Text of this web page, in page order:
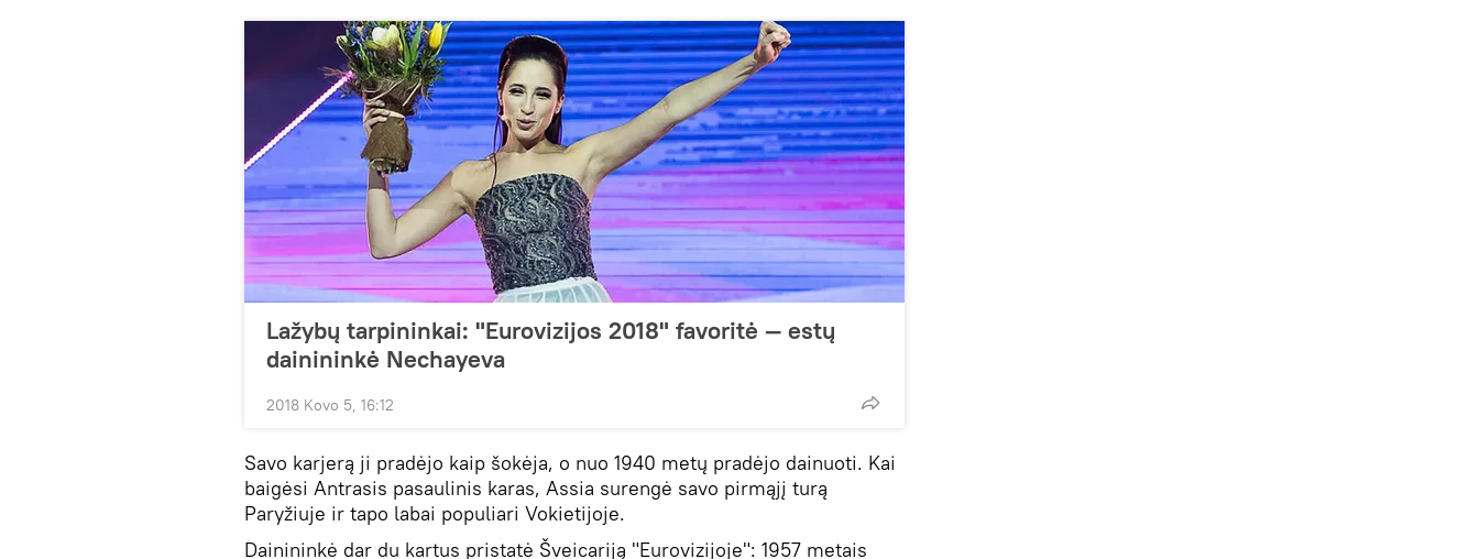
Lažybų tarpininkai: "Eurovizijos 2018" favoritė — estų
dainininkė Nechayeva
2018 Kovo 5, 16:12
Savo karjerą ji pradėjo kaip šokėja, o nuo 1940 metų pradėjo dainuoti. Kai
baigėsi Antrasis pasaulinis karas, Assia surengė savo pirmąjį turą
Paryžiuje ir tapo labai populiari Vokietijoje.
Dainininkė dar du kartus pristatė Šveicariją "Eurovizijoje": 1957 metais